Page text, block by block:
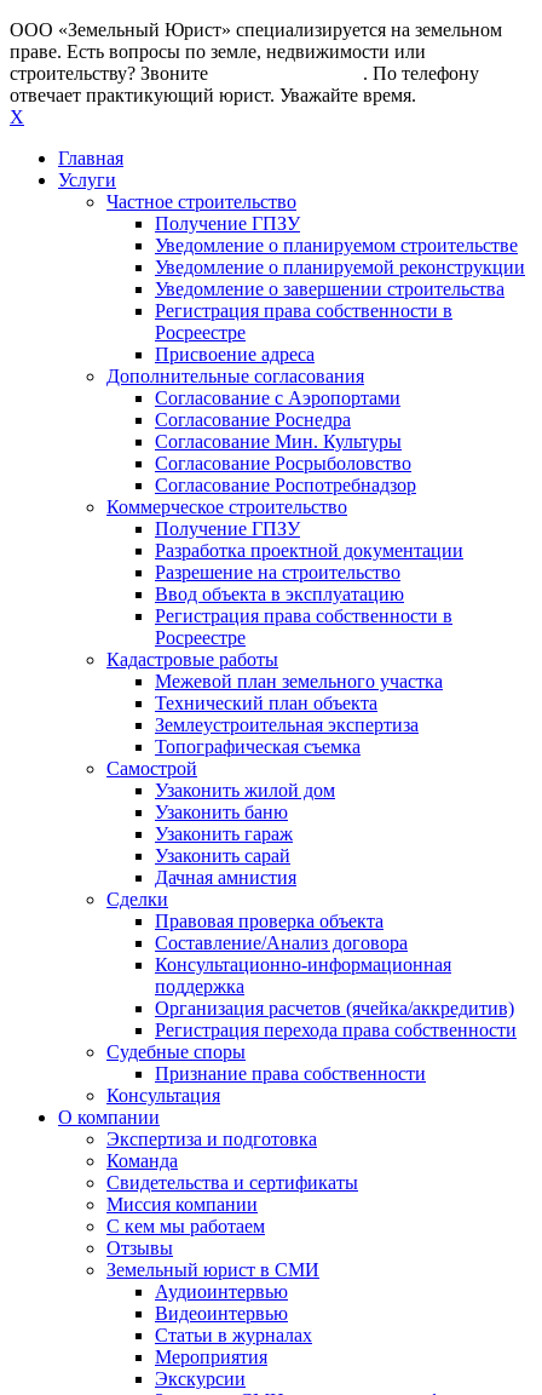
ООО «Земельный Юрист» специализируется на земельном
праве. Есть вопросы по земле, недвижимости или
строительству? Звоните
. По телефону
отвечает практикующий юрист. Уважайте время.
X
Главная
Услуги
Частное строительство
Получение ГПЗУ
Уведомление о планируемом строительстве
Уведомление о планируемой реконструкции
Уведомление о завершении строительства
Регистрация права собственности в
Росреестре
Присвоение адреса
Дополнительные согласования
Согласование с Аэропортами
Согласование Роснедра
Согласование Мин. Культуры
Согласование Росрыболовство
Согласование Роспотребнадзор
Коммерческое строительство
Получение ГПЗУ
Разработка проектной документации
Разрешение на строительство
Ввод объекта в эксплуатацию
Регистрация права собственности в
Росреестре
Кадастровые работы
Межевой план земельного участка
Технический план объекта
Землеустроительная экспертиза
Топографическая съемка
Самострой
Узаконить жилой дом
Узаконить баню
Узаконить гараж
Узаконить сарай
Дачная амнистия
Сделки
Правовая проверка объекта
Составление/Анализ договора
Консультационно-информационная
поддержка
Организация расчетов (ячейка/аккредитив)
Регистрация перехода права собственности
Судебные споры
Признание права собственности
Консультация
О компании
Экспертиза и подготовка
Команда
Свидетельства и сертификаты
Миссия компании
С кем мы работаем
Отзывы
Земельный юрист в СМИ
Аудиоинтервью
Видеоинтервью
Статьи в журналах
Мероприятия
Экскурсии